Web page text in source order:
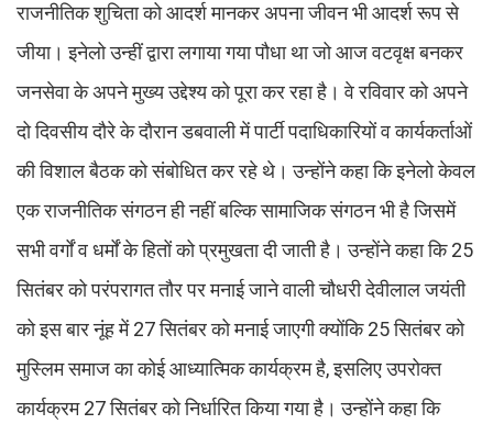
राजनीतिक शुचिता को आदर्श मानकर अपना जीवन भी आदर्श रूप से
जीया। इनेलो उन्हीं द्वारा लगाया गया पौधा था जो आज वटवृक्ष बनकर
जनसेवा के अपने मुख्य उद्देश्य को पूरा कर रहा है। वे रविवार को अपने
दो दिवसीय दौरे के दौरान डबवाली में पार्टी पदाधिकारियों व कार्यकर्ताओं
की विशाल बैठक को संबोधित कर रहे थे। उन्होंने कहा कि इनेलो केवल
एक राजनीतिक संगठन ही नहीं बल्कि सामाजिक संगठन भी है जिसमें
सभी वर्गों व धर्मों के हितों को प्रमुखता दी जाती है। उन्होंने कहा कि 25
सितंबर को परंपरागत तौर पर मनाई जाने वाली चौधरी देवीलाल जयंती
को इस बार नूंह में 27 सितंबर को मनाई जाएगी क्योंकि 25 सितंबर को
मुस्लिम समाज का कोई आध्यात्मिक कार्यक्रम है, इसलिए उपरोक्त
कार्यक्रम 27 सितंबर को निर्धारित किया गया है। उन्होंने कहा कि